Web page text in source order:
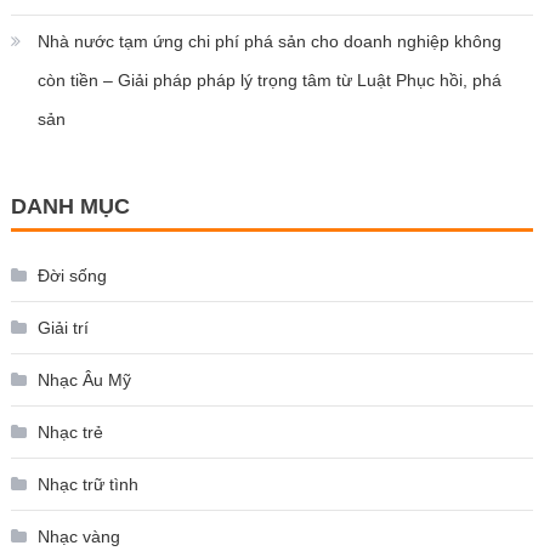
Nhà nước tạm ứng chi phí phá sản cho doanh nghiệp không
còn tiền – Giải pháp pháp lý trọng tâm từ Luật Phục hồi, phá
sản
DANH MỤC
Đời sống
Giải trí
Nhạc Âu Mỹ
Nhạc trẻ
Nhạc trữ tình
Nhạc vàng